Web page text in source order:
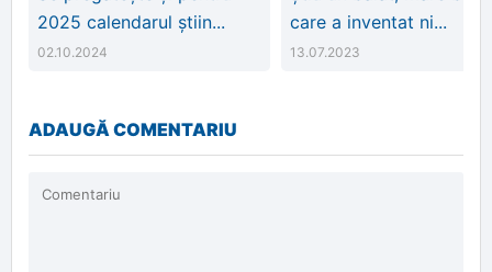
2025 calendarul știin...
02.10.2024
care a inventat ni...
13.07.2023
ADAUGĂ COMENTARIU